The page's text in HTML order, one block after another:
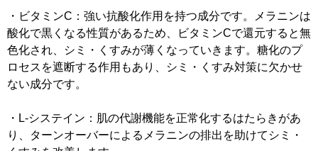
・ビタミンC：強い抗酸化作用を持つ成分です。メラニンは
酸化で黒くなる性質があるため、ビタミンCで還元すると無
色化され、シミ・くすみが薄くなっていきます。糖化のプ
ロセスを遮断する作用もあり、シミ・くすみ対策に欠かせ
ない成分です。
・L-システイン：肌の代謝機能を正常化するはたらきがあ
り、ターンオーバーによるメラニンの排出を助けてシミ・